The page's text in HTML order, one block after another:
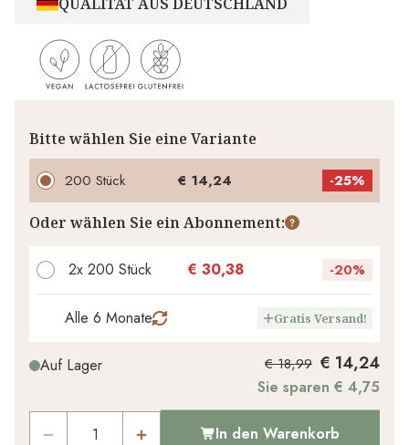
Bitte wählen Sie eine Variante
200 Stück € 14,24 -25%
Oder wählen Sie ein Abonnement:
2x 200 Stück € 30,38 -20%
Alle 6 Monate Gratis Versand!
Auf Lager € 18,99 € 14,24
Sie sparen € 4,75
In den Warenkorb